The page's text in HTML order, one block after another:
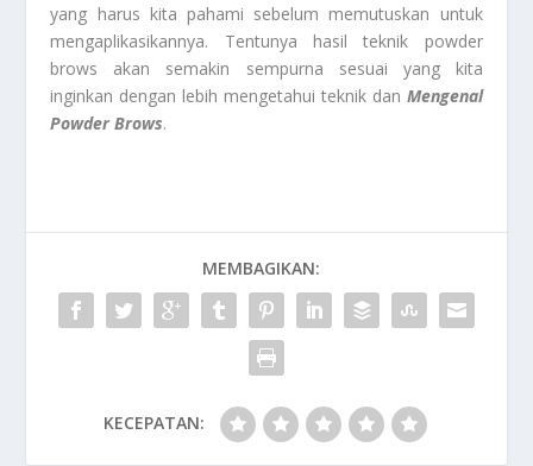
yang harus kita pahami sebelum memutuskan untuk
mengaplikasikannya. Tentunya hasil teknik powder
brows akan semakin sempurna sesuai yang kita
inginkan dengan lebih mengetahui teknik dan Mengenal
Powder Brows.
MEMBAGIKAN:
KECEPATAN: